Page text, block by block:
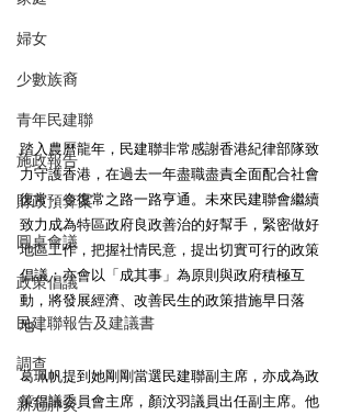
婦女
少數族裔
青年民建聯
施政報告
財政預算案
圓桌會議
政策倡議
民建聯報告及建議書
調查
新冠肺炎
踏入農曆龍年，民建聯非常感謝香港紀律部隊致
力守護香港，在過去一年盡職盡責全面配合社會
復常，令復常之路一路亨通。未來民建聯會繼續
致力成為特區政府良政善治的好幫手，緊密做好
地區工作，把握社情民意，提出切實可行的政策
倡議；亦會以「成其事」為原則與政府積極互
動，將發展經濟、改善民生的政策措施早日落
地，
葛珮帆提到她剛剛當選民建聯副主席，亦成為政
策倡議委員會主席，顏汶羽議員出任副主席。他